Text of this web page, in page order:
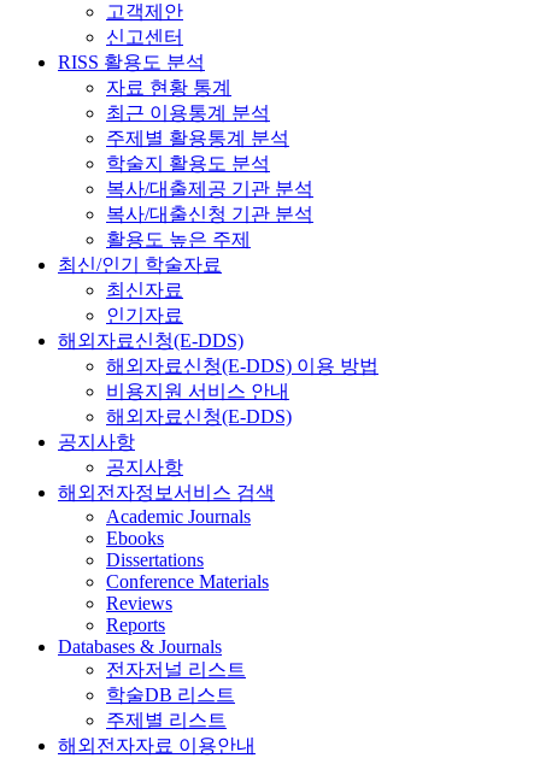
고객제안
신고센터
RISS 활용도 분석
자료 현황 통계
최근 이용통계 분석
주제별 활용통계 분석
학술지 활용도 분석
복사/대출제공 기관 분석
복사/대출신청 기관 분석
활용도 높은 주제
최신/인기 학술자료
최신자료
인기자료
해외자료신청(E-DDS)
해외자료신청(E-DDS) 이용 방법
비용지원 서비스 안내
해외자료신청(E-DDS)
공지사항
공지사항
해외전자정보서비스 검색
Academic Journals
Ebooks
Dissertations
Conference Materials
Reviews
Reports
Databases & Journals
전자저널 리스트
학술DB 리스트
주제별 리스트
해외전자자료 이용안내